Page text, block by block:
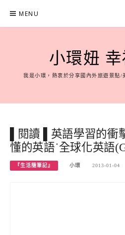
content
MENU
小環妞
我是小環，熱衷於分享國內外旅遊景點/
▌閱讀 ▌英語學習的衝
懂的英語˙全球化英語
『生活隨筆記』 小環 2013-01-04